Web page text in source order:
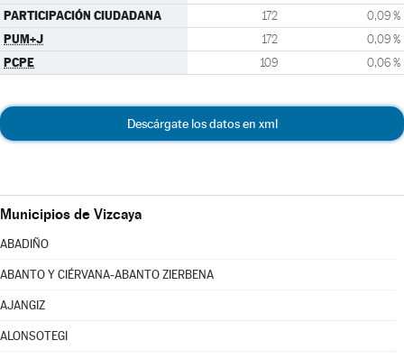
PARTICIPACIÓN CIUDADANA 172 0,09 %
PUM+J 172 0,09 %
PCPE 109 0,06 %
Descárgate los datos en xml
Municipios de Vizcaya
ABADIÑO
ABANTO Y CIÉRVANA-ABANTO ZIERBENA
AJANGIZ
ALONSOTEGI